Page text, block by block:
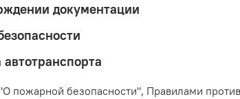
документации
пожарной безопасности", Правилами